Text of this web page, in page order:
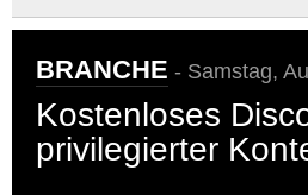
BRANCHE - Samstag,
Kostenloses
privilegierter